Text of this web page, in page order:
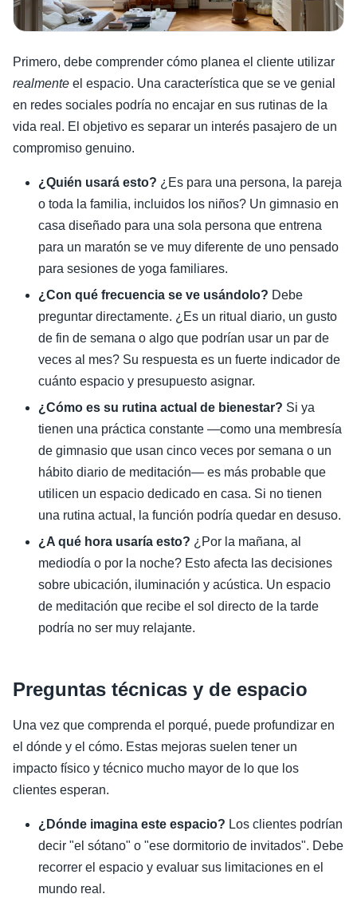
Primero, debe comprender cómo planea el cliente utilizar
realmente el espacio. Una característica que se ve genial
en redes sociales podría no encajar en sus rutinas de la
vida real. El objetivo es separar un interés pasajero de un
compromiso genuino.
¿Quién usará esto? ¿Es para una persona, la pareja
o toda la familia, incluidos los niños? Un gimnasio en
casa diseñado para una sola persona que entrena
para un maratón se ve muy diferente de uno pensado
para sesiones de yoga familiares.
¿Con qué frecuencia se ve usándolo? Debe
preguntar directamente. ¿Es un ritual diario, un gusto
de fin de semana o algo que podrían usar un par de
veces al mes? Su respuesta es un fuerte indicador de
cuánto espacio y presupuesto asignar.
¿Cómo es su rutina actual de bienestar? Si ya
tienen una práctica constante —como una membresía
de gimnasio que usan cinco veces por semana o un
hábito diario de meditación— es más probable que
utilicen un espacio dedicado en casa. Si no tienen
una rutina actual, la función podría quedar en desuso.
¿A qué hora usaría esto? ¿Por la mañana, al
mediodía o por la noche? Esto afecta las decisiones
sobre ubicación, iluminación y acústica. Un espacio
de meditación que recibe el sol directo de la tarde
podría no ser muy relajante.
Preguntas técnicas y de espacio
Una vez que comprenda el porqué, puede profundizar en
el dónde y el cómo. Estas mejoras suelen tener un
impacto físico y técnico mucho mayor de lo que los
clientes esperan.
¿Dónde imagina este espacio? Los clientes podrían
decir "el sótano" o "ese dormitorio de invitados". Debe
recorrer el espacio y evaluar sus limitaciones en el
mundo real.